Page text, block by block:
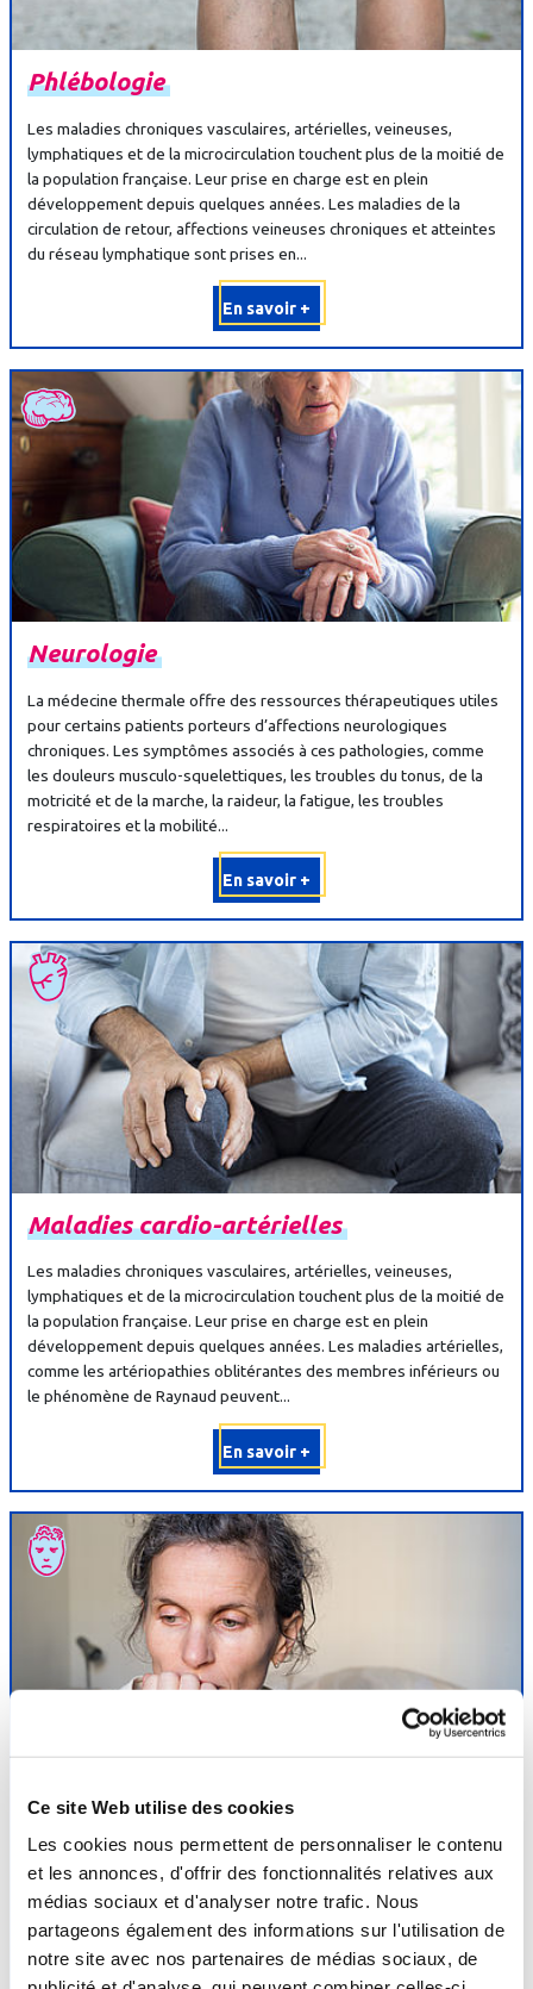
Ce site Web utilise des cookies
Les cookies nous permettent de personnaliser le contenu
et les annonces, d'offrir des fonctionnalités relatives aux
médias sociaux et d'analyser notre trafic. Nous
partageons également des informations sur l'utilisation de
notre site avec nos partenaires de médias sociaux, de
Phlébologie
Les maladies chroniques vasculaires, artérielles, veineuses,
lymphatiques et de la microcirculation touchent plus de la moitié de
la population française. Leur prise en charge est en plein
développement depuis quelques années. Les maladies de la
circulation de retour, affections veineuses chroniques et atteintes
du réseau lymphatique sont prises en...
En savoir +
Neurologie
La médecine thermale offre des ressources thérapeutiques utiles
pour certains patients porteurs d’affections neurologiques
chroniques. Les symptômes associés à ces pathologies, comme
les douleurs musculo-squelettiques, les troubles du tonus, de la
motricité et de la marche, la raideur, la fatigue, les troubles
respiratoires et la mobilité...
En savoir +
Maladiescardio-artérielles
Les maladies chroniques vasculaires, artérielles, veineuses,
lymphatiques et de la microcirculation touchent plus de la moitié de
la population française. Leur prise en charge est en plein
développement depuis quelques années. Les maladies artérielles,
comme les artériopathies oblitérantes des membres inférieurs ou
le phénomène de Raynaud peuvent...
En savoir +
Affectionspsychosomatiques
L’efficacité de la médecine thermale est reconnue dans le
traitement des affections liées au stress comme le trouble
anxieux généralisé, la dépression modérée réactionnelle, le burn-
out, les troubles relationnels de la fibromyalgie, les troubles du
sommeil mais aussi dans la prise en charge de l’addiction aux
benzodiazépines. La cure thermale...